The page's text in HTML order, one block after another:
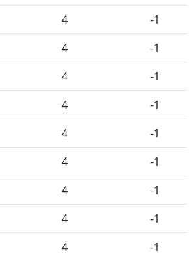
4
-1
4
-1
4
-1
4
-1
4
-1
4
-1
4
-1
4
-1
4 -1